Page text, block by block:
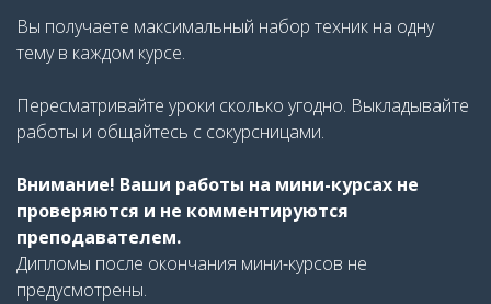
Вы получаете максимальный набор техник на одну
тему в каждом курсе.
Пересматривайте уроки сколько угодно. Выкладывайте
работы и общайтесь с сокурсницами.
Внимание! Ваши работы на мини-курсах не
проверяются и не комментируются
преподавателем.
Дипломы после окончания мини-курсов не
предусмотрены.